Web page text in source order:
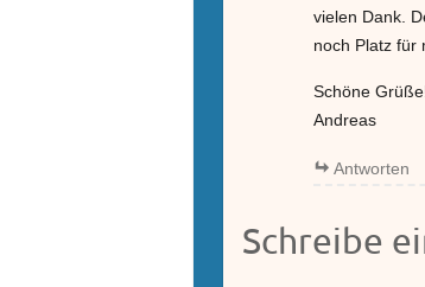
vielen Dank.
noch Platz für
Schöne
Andreas
Antworten
Schreibe